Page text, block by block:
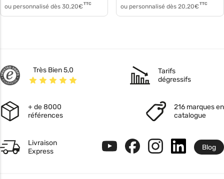
ou personnalisé dès 30,20€ TTC ou personnalisé dès 20,20€ TTC
Très Bien 5,0
Tarifs
dégressifs
+ de 8000
références
216 marques en
catalogue
Livraison
Express
Blog